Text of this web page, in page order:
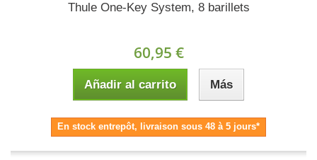
Thule One-Key System, 8 barillets
60,95 €
Añadir al carrito Más
En stock entrepôt, livraison sous 48 à 5 jours*